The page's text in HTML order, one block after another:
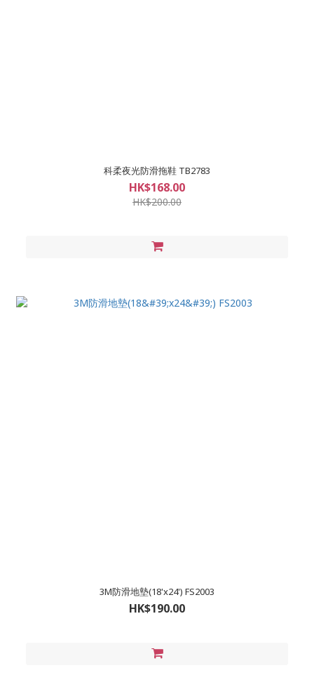
科柔夜光防滑拖鞋 TB2783
HK$168.00
HK$200.00
3M防滑地墊(18'x24') FS2003
HK$190.00